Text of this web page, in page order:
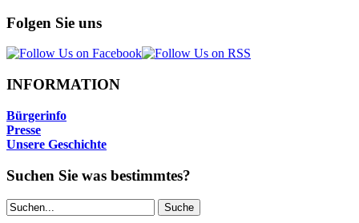
Folgen Sie uns
INFORMATION
Bürgerinfo
Presse
Unsere Geschichte
Suchen Sie was bestimmtes?
Suche